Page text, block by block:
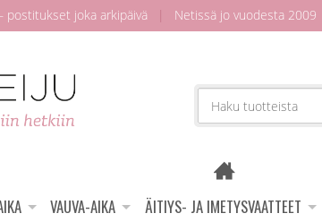
postitukset joka arkipäivä | Netissä jo vuodesta 2009
VAUVA-AIKA ÄITIYS- JA IMETYSVAATTEET